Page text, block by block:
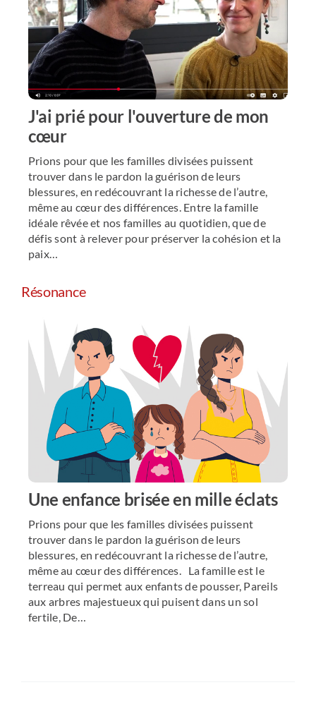
J'ai prié pour l'ouverture de mon
cœur
Prions pour que les familles divisées puissent
trouver dans le pardon la guérison de leurs
blessures, en redécouvrant la richesse de l’autre,
même au cœur des différences. Entre la famille
idéale rêvée et nos familles au quotidien, que de
défis sont à relever pour préserver la cohésion et la
paix…
Résonance
Une enfance brisée en mille éclats
Prions pour que les familles divisées puissent
trouver dans le pardon la guérison de leurs
blessures, en redécouvrant la richesse de l’autre,
même au cœur des différences. La famille est le
terreau qui permet aux enfants de pousser, Pareils
aux arbres majestueux qui puisent dans un sol
fertile, De…